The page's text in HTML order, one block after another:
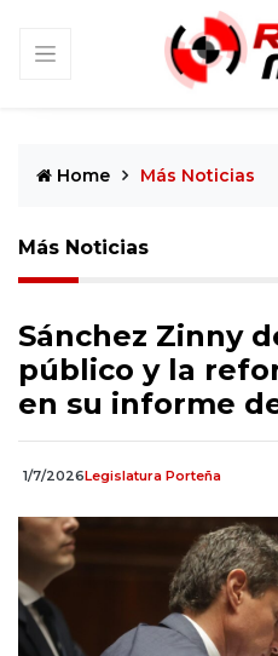
Home Más Noticias
Más Noticias
Sánchez Zinny
público y la
en su informe
1/7/2026Legislatura Porteña